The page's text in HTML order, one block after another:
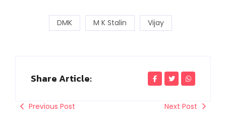
DMK M K Stalin Vijay
Share Article:
Previous Post Next Post